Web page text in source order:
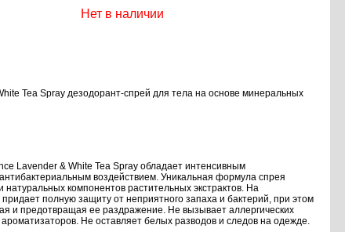
Нет в наличии
Tea Spray дезодорант-спрей для тела на основе минеральных
Lavender & White Tea Spray обладает интенсивным
воздействием. Уникальная формула спрея
компонентов растительных экстрактов. На
полную защиту от неприятного запаха и бактерий, при этом
и предотвращая ее раздражение. Не вызывает аллергических
Не оставляет белых разводов и следов на одежде.